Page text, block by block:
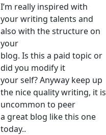
I’m really inspired with
your writing talents and
also with the structure on
your
blog. Is this a paid topic or
did you modify it
your self? Anyway keep up
the nice quality writing, it is
uncommon to peer
a great blog like this one
today..